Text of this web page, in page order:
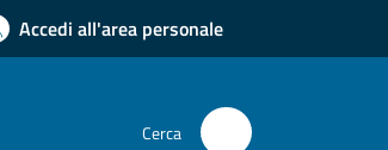
Accedi all'area personale
Cerca